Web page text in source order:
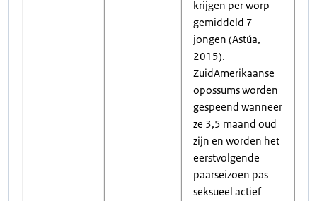
krijgen per worp
gemiddeld 7
jongen (Astúa,
2015).
ZuidAmerikaanse
opossums worden
gespeend wanneer
ze 3,5 maand oud
zijn en worden het
eerstvolgende
paarseizoen pas
seksueel actief